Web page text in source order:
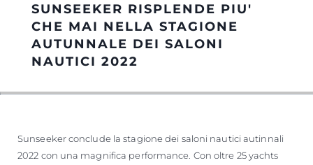
HERITAGE
SUNSEEKER RISPLENDE PIU'
CHE MAI NELLA STAGIONE
AUTUNNALE DEI SALONI
NAUTICI 2022
Sunseeker conclude la stagione dei saloni nautici autinnali
2022 con una magnifica performance. Con oltre 25 yachts